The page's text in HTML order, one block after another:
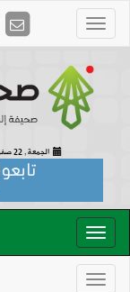
الجمعة , 22 صفر 1448 هـ ,